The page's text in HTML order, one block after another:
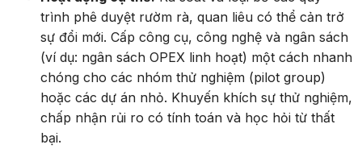
trình phê duyệt rườm rà, quan liêu có thể cản trở
sự đổi mới. Cấp công cụ, công nghệ và ngân sách
(ví dụ: ngân sách OPEX linh hoạt) một cách nhanh
chóng cho các nhóm thử nghiệm (pilot group)
hoặc các dự án nhỏ. Khuyến khích sự thử nghiệm,
chấp nhận rủi ro có tính toán và học hỏi từ thất
bại.